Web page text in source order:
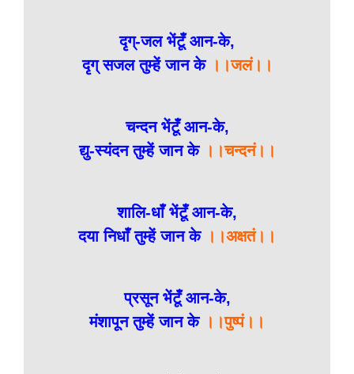
दृग्-जल भेंटूँ आन-के,
दृग् सजल तुम्हें जान के।।जलं।।
चन्दन भेंटूँ आन-के,
द्यु-स्यंदन तुम्हें जान के।।चन्दनं।।
शालि-धाँ भेंटूँ आन-के,
दया निधाँ तुम्हें जान के।।अक्षतं।।
प्रसून भेंटूँ आन-के,
मंशापून तुम्हें जान के।।पुष्पं।।